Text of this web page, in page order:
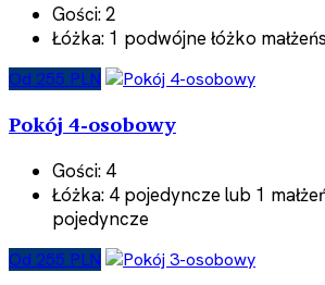
Gości:2
Łóżka: 1 podwójne łóżko
Od 255 PLN
Pokój 4-osobowy
Gości: 4
Łóżka: 4 pojedyncze lub 1
pojedyncze
Od 255 PLN